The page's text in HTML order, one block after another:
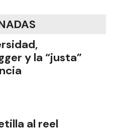
y la “justa”
al reel